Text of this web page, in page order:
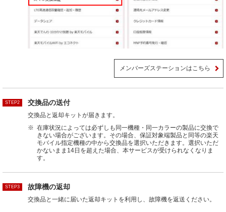
メンバーズステーションはこちら
STEP2 交換品の送付
交換品と返却キットが届きます。
※ 在庫状況によっては必ずしも同一機種・同一カラーの製品に交換で
きない場合がございます。その場合、保証対象端製品と同等の楽天
モバイル指定機種の中から交換品を選択いただきます。選択いただ
かないまま14日を超えた場合、本サービスが受けられなくなりま
す。
STEP3 故障機の返却
交換品と一緒に届いた返却キットを利用し、故障機を返送ください。